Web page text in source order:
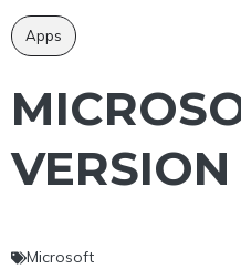
Apps
Microsoft